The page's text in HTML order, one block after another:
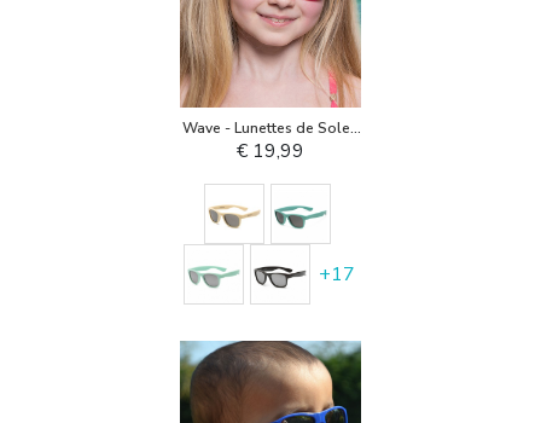
Wave - Lunettes de Soleil
pour Enfant
€ 19,99
+17